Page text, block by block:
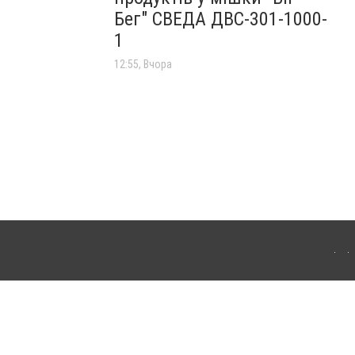
Бег" СВЕДА ДВС-301-1000-
1
12:55, Вчора